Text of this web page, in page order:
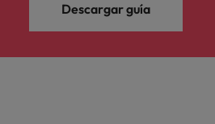
Descargar guía